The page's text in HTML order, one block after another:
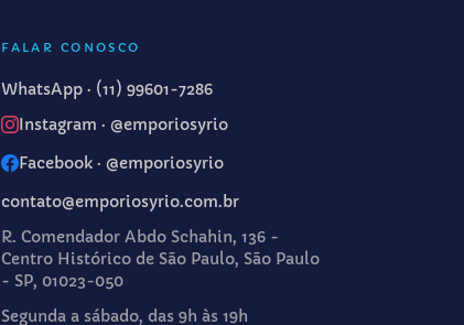
FALAR CONOSCO
WhatsApp · (11) 99601-7286
Instagram · @emporiosyrio
Facebook · @emporiosyrio
contato@emporiosyrio.com.br
R. Comendador Abdo Schahin, 136 -
Centro Histórico de São Paulo, São Paulo
- SP, 01023-050
Segunda a sábado, das 9h às 19h